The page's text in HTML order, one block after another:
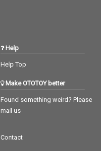
Help
Help Top
Make OTOTOY better
Found something weird? Please
mail us
Contact